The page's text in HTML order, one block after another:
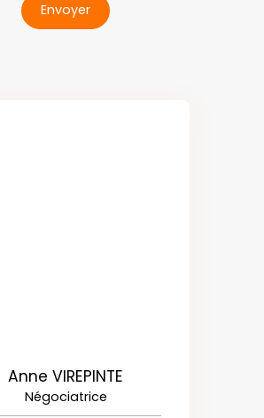
Envoyer
Anne VIREPINTE
Négociatrice